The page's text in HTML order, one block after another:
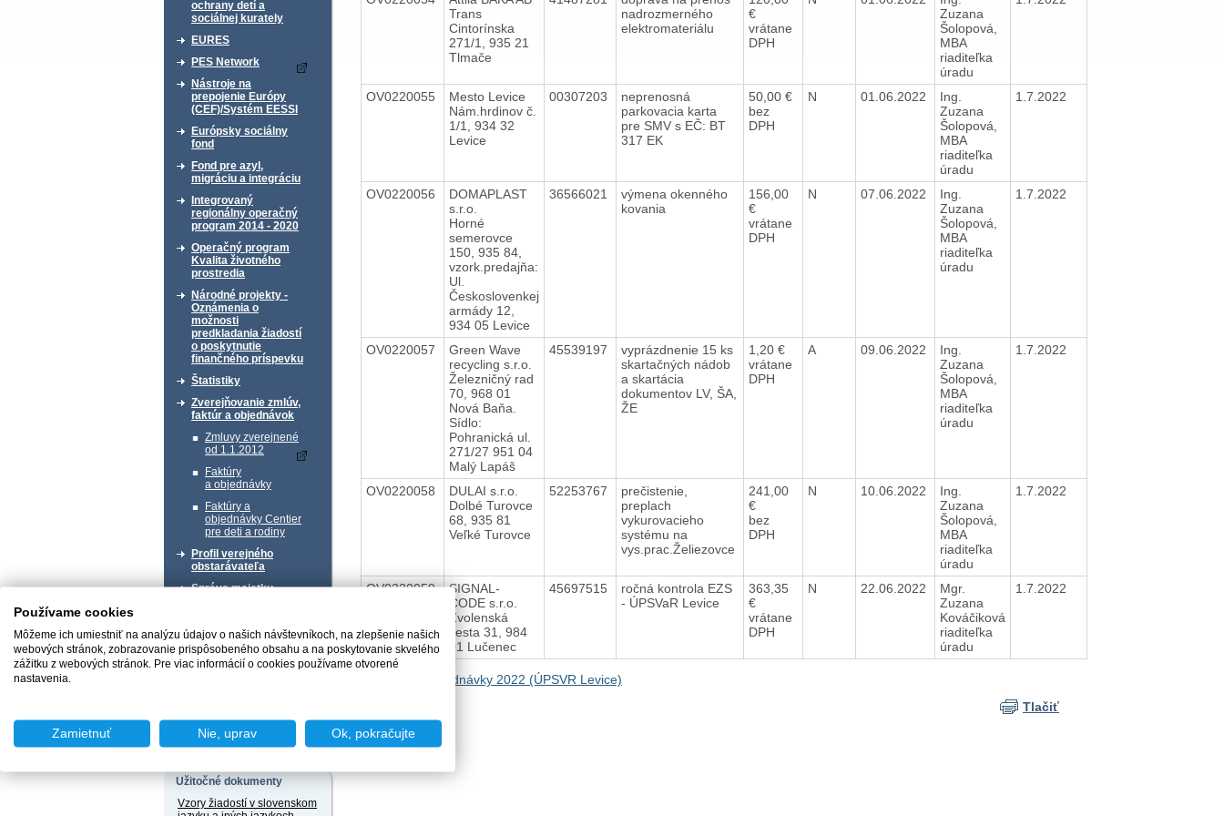
ochrany detí a
sociálnej kurately
EURES
PES Network
Nástroje na
prepojenie Európy
(CEF)/Systém EESSI
Európsky sociálny
fond
Fond pre azyl,
migráciu a integráciu
Integrovaný
regionálny operačný
program 2014 - 2020
Operačný program
Kvalita životného
prostredia
Národné projekty -
Oznámenia o
možnosti
predkladania žiadostí
o poskytnutie
finančného príspevku
Štatistiky
Zverejňovanie zmlúv,
faktúr a objednávok
Zmluvy zverejnené
od 1.1.2012
Faktúry
a objednávky
Faktúry a
objednávky Centier
pre deti a rodiny
Profil verejného
obstarávateľa
Správa majetku
Chcem podať podnet
Užitočné dokumenty
Vzory žiadostí v slovenskom
Trans
Cintorínska
271/1, 935 21
Tlmače
nadrozmerného
elektromateriálu
€
vrátane
DPH
Zuzana
Šolopová,
MBA
riaditeľka
úradu
OV0220055
Mesto Levice
Nám.hrdinov č.
1/1, 934 32
Levice
00307203
neprenosná
parkovacia karta
pre SMV s EČ: BT
317 EK
50,00 €
bez
DPH
N 01.06.2022
Ing.
Zuzana
Šolopová,
MBA
riaditeľka
úradu
1.7.2022
OV0220056
DOMAPLAST
s.r.o.
Horné
semerovce
150, 935 84,
vzork.predajňa:
Ul.
Českoslovenkej
armády 12,
934 05 Levice
36566021
výmena okenného
kovania
156,00
€
vrátane
DPH
N 07.06.2022
Ing.
Zuzana
Šolopová,
MBA
riaditeľka
úradu
1.7.2022
OV0220057
Green Wave
recycling s.r.o.
Železničný rad
70, 968 01
Nová Baňa.
Sídlo:
Pohranická ul.
271/27 951 04
Malý Lapáš
45539197
vyprázdnenie 15 ks
skartačných nádob
a skartácia
dokumentov LV, ŠA,
ŽE
1,20 €
vrátane
DPH
A 09.06.2022
Ing.
Zuzana
Šolopová,
MBA
riaditeľka
úradu
1.7.2022
OV0220058
DULAI s.r.o.
Dolbé Turovce
68, 935 81
Veľké Turovce
52253767
prečistenie,
preplach
vykurovacieho
systému na
vys.prac.Želiezovce
241,00
€
bez
DPH
N 10.06.2022
Ing.
Zuzana
Šolopová,
MBA
riaditeľka
úradu
1.7.2022
OV0220059
SIGNAL-
CODE s.r.o.
Zvolenská
cesta 31, 984
01 Lučenec
45697515
ročná kontrola EZS
- ÚPSVaR Levice
363,35
€
vrátane
DPH
N 22.06.2022
Mgr.
Zuzana
Kováčiková
riaditeľka
úradu
1.7.2022
Naspäť na Objednávky 2022 (ÚPSVR Levice)
Tlačiť
Používame cookies
Môžeme ich umiestniť na analýzu údajov o našich návštevníkoch, na zlepšenie našich
webových stránok, zobrazovanie prispôsobeného obsahu a na poskytovanie skvelého
zážitku z webových stránok. Pre viac informácií o cookies používame otvorené
nastavenia.
Zamietnuť Nie, uprav Ok, pokračujte